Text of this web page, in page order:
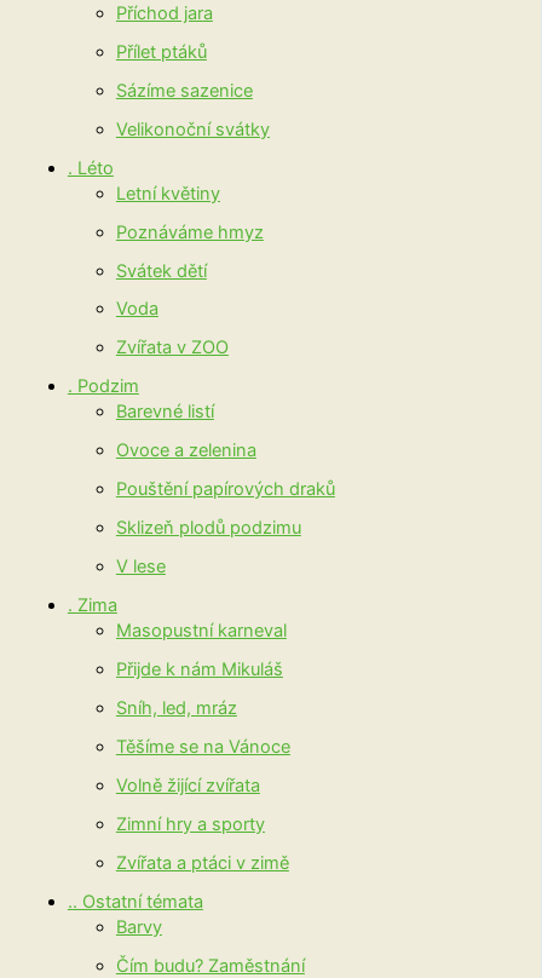
Příchod jara
Přílet ptáků
Sázíme sazenice
Velikonoční svátky
. Léto
Letní květiny
Poznáváme hmyz
Svátek dětí
Voda
Zvířata v ZOO
. Podzim
Barevné listí
Ovoce a zelenina
Pouštění papírových draků
Sklizeň plodů podzimu
V lese
. Zima
Masopustní karneval
Přijde k nám Mikuláš
Sníh, led, mráz
Těšíme se na Vánoce
Volně žijící zvířata
Zimní hry a sporty
Zvířata a ptáci v zimě
.. Ostatní témata
Barvy
Čím budu? Zaměstnání